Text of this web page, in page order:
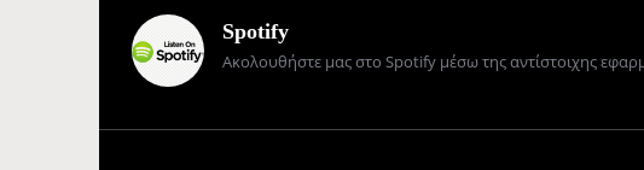
Spotify
Ακολουθήστε μας στο Spotify μέσω της αντίστοιχης